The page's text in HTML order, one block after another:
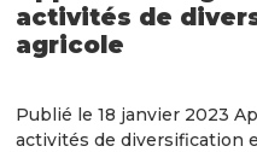
activités de
agricole
Publié le 18 janvier 2023
activités de diversification